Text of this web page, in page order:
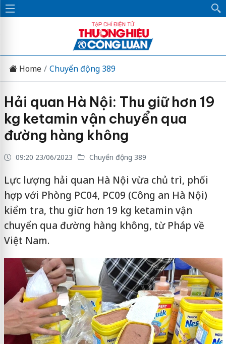
Home Chuyển động 389
Hải quan Hà Nội: Thu giữ hơn 19
kg ketamin vận chuyển qua
đường hàng không
09:20 23/06/2023 Chuyển động 389
Lực lượng hải quan Hà Nội vừa chủ trì, phối
hợp với Phòng PC04, PC09 (Công an Hà Nội)
kiểm tra, thu giữ hơn 19 kg ketamin vận
chuyển qua đường hàng không, từ Pháp về
Việt Nam.